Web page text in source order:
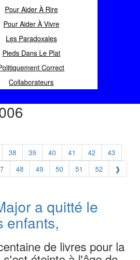
Pour Aider À Rire
Pour Aider À Vivre
Les Paradoxales
Pieds Dans Le Plat
Correct
Collaborateurs
38 39 40 41 42
43
48 49 50 51 52 ❱
a quitté le
enfants,
de livres pour la